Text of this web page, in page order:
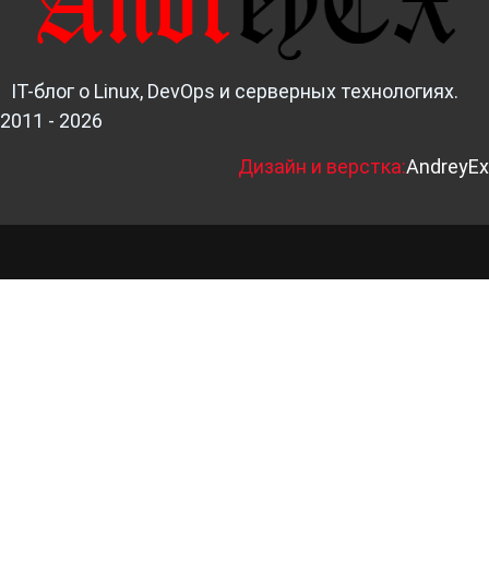
IT-блог о Linux, DevOps и серверных технологиях.
2011 - 2026
Дизайн и верстка:AndreyEx